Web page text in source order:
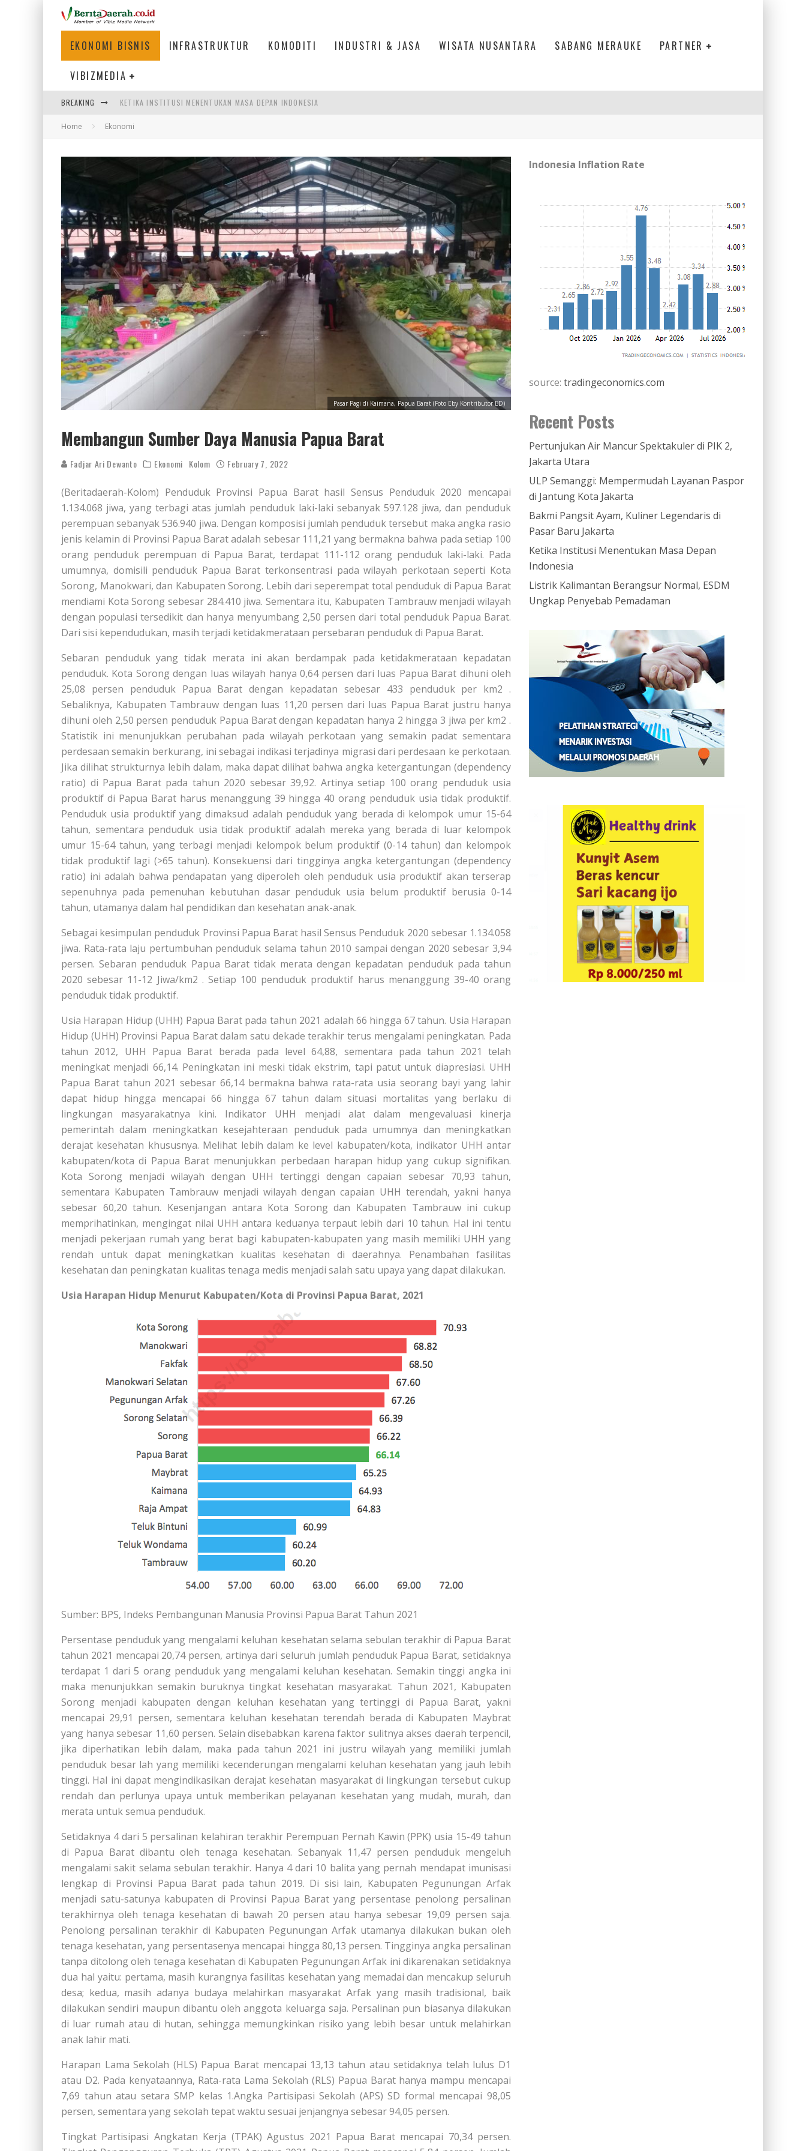
EKONOMI BISNIS INFRASTRUKTUR KOMODITI INDUSTRI & JASA WISATA NUSANTARA SABANG MERAUKE PARTNER
VIBIZMEDIA
BREAKING KETIKA INSTITUSI MENENTUKAN MASA DEPAN INDONESIA
PERTUNJUKAN AIR MANCUR SPEKTAKULER DI PIK 2, JAKARTA UTARA
BAKMI PANGSIT AYAM, KULINER LEGENDARIS DI PASAR BARU JAKARTA
Home Ekonomi
Pasar Pagi di Kaimana, Papua Barat (Foto Eby Kontributor BD)
Membangun Sumber Daya Manusia Papua Barat
Fadjar Ari Dewanto Ekonomi Kolom February 7, 2022
(Beritadaerah-Kolom) Penduduk Provinsi Papua Barat hasil Sensus Penduduk 2020 mencapai
1.134.068 jiwa, yang terbagi atas jumlah penduduk laki-laki sebanyak 597.128 jiwa, dan penduduk
perempuan sebanyak 536.940 jiwa. Dengan komposisi jumlah penduduk tersebut maka angka rasio
jenis kelamin di Provinsi Papua Barat adalah sebesar 111,21 yang bermakna bahwa pada setiap 100
orang penduduk perempuan di Papua Barat, terdapat 111-112 orang penduduk laki-laki. Pada
umumnya, domisili penduduk Papua Barat terkonsentrasi pada wilayah perkotaan seperti Kota
Sorong, Manokwari, dan Kabupaten Sorong. Lebih dari seperempat total penduduk di Papua Barat
mendiami Kota Sorong sebesar 284.410 jiwa. Sementara itu, Kabupaten Tambrauw menjadi wilayah
dengan populasi tersedikit dan hanya menyumbang 2,50 persen dari total penduduk Papua Barat.
Dari sisi kependudukan, masih terjadi ketidakmerataan persebaran penduduk di Papua Barat.
Sebaran penduduk yang tidak merata ini akan berdampak pada ketidakmerataan kepadatan
penduduk. Kota Sorong dengan luas wilayah hanya 0,64 persen dari luas Papua Barat dihuni oleh
25,08 persen penduduk Papua Barat dengan kepadatan sebesar 433 penduduk per km2 .
Sebaliknya, Kabupaten Tambrauw dengan luas 11,20 persen dari luas Papua Barat justru hanya
dihuni oleh 2,50 persen penduduk Papua Barat dengan kepadatan hanya 2 hingga 3 jiwa per km2 .
Statistik ini menunjukkan perubahan pada wilayah perkotaan yang semakin padat sementara
perdesaan semakin berkurang, ini sebagai indikasi terjadinya migrasi dari perdesaan ke perkotaan.
Jika dilihat strukturnya lebih dalam, maka dapat dilihat bahwa angka ketergantungan (dependency
ratio) di Papua Barat pada tahun 2020 sebesar 39,92. Artinya setiap 100 orang penduduk usia
produktif di Papua Barat harus menanggung 39 hingga 40 orang penduduk usia tidak produktif.
Penduduk usia produktif yang dimaksud adalah penduduk yang berada di kelompok umur 15-64
tahun, sementara penduduk usia tidak produktif adalah mereka yang berada di luar kelompok
umur 15-64 tahun, yang terbagi menjadi kelompok belum produktif (0-14 tahun) dan kelompok
tidak produktif lagi (>65 tahun). Konsekuensi dari tingginya angka ketergantungan (dependency
ratio) ini adalah bahwa pendapatan yang diperoleh oleh penduduk usia produktif akan terserap
sepenuhnya pada pemenuhan kebutuhan dasar penduduk usia belum produktif berusia 0-14
tahun, utamanya dalam hal pendidikan dan kesehatan anak-anak.
Sebagai kesimpulan penduduk Provinsi Papua Barat hasil Sensus Penduduk 2020 sebesar 1.134.058
jiwa. Rata-rata laju pertumbuhan penduduk selama tahun 2010 sampai dengan 2020 sebesar 3,94
persen. Sebaran penduduk Papua Barat tidak merata dengan kepadatan penduduk pada tahun
2020 sebesar 11-12 Jiwa/km2 . Setiap 100 penduduk produktif harus menanggung 39-40 orang
penduduk tidak produktif.
Usia Harapan Hidup (UHH) Papua Barat pada tahun 2021 adalah 66 hingga 67 tahun. Usia Harapan
Hidup (UHH) Provinsi Papua Barat dalam satu dekade terakhir terus mengalami peningkatan. Pada
tahun 2012, UHH Papua Barat berada pada level 64,88, sementara pada tahun 2021 telah
meningkat menjadi 66,14. Peningkatan ini meski tidak ekstrim, tapi patut untuk diapresiasi. UHH
Papua Barat tahun 2021 sebesar 66,14 bermakna bahwa rata-rata usia seorang bayi yang lahir
dapat hidup hingga mencapai 66 hingga 67 tahun dalam situasi mortalitas yang berlaku di
lingkungan masyarakatnya kini. Indikator UHH menjadi alat dalam mengevaluasi kinerja
pemerintah dalam meningkatkan kesejahteraan penduduk pada umumnya dan meningkatkan
derajat kesehatan khususnya. Melihat lebih dalam ke level kabupaten/kota, indikator UHH antar
kabupaten/kota di Papua Barat menunjukkan perbedaan harapan hidup yang cukup signifikan.
Kota Sorong menjadi wilayah dengan UHH tertinggi dengan capaian sebesar 70,93 tahun,
sementara Kabupaten Tambrauw menjadi wilayah dengan capaian UHH terendah, yakni hanya
sebesar 60,20 tahun. Kesenjangan antara Kota Sorong dan Kabupaten Tambrauw ini cukup
memprihatinkan, mengingat nilai UHH antara keduanya terpaut lebih dari 10 tahun. Hal ini tentu
menjadi pekerjaan rumah yang berat bagi kabupaten-kabupaten yang masih memiliki UHH yang
rendah untuk dapat meningkatkan kualitas kesehatan di daerahnya. Penambahan fasilitas
kesehatan dan peningkatan kualitas tenaga medis menjadi salah satu upaya yang dapat dilakukan.
Usia Harapan Hidup Menurut Kabupaten/Kota di Provinsi Papua Barat, 2021
Sumber: BPS, Indeks Pembangunan Manusia Provinsi Papua Barat Tahun 2021
Persentase penduduk yang mengalami keluhan kesehatan selama sebulan terakhir di Papua Barat
tahun 2021 mencapai 20,74 persen, artinya dari seluruh jumlah penduduk Papua Barat, setidaknya
terdapat 1 dari 5 orang penduduk yang mengalami keluhan kesehatan. Semakin tinggi angka ini
maka menunjukkan semakin buruknya tingkat kesehatan masyarakat. Tahun 2021, Kabupaten
Sorong menjadi kabupaten dengan keluhan kesehatan yang tertinggi di Papua Barat, yakni
mencapai 29,91 persen, sementara keluhan kesehatan terendah berada di Kabupaten Maybrat
yang hanya sebesar 11,60 persen. Selain disebabkan karena faktor sulitnya akses daerah terpencil,
jika diperhatikan lebih dalam, maka pada tahun 2021 ini justru wilayah yang memiliki jumlah
penduduk besar lah yang memiliki kecenderungan mengalami keluhan kesehatan yang jauh lebih
tinggi. Hal ini dapat mengindikasikan derajat kesehatan masyarakat di lingkungan tersebut cukup
rendah dan perlunya upaya untuk memberikan pelayanan kesehatan yang mudah, murah, dan
merata untuk semua penduduk.
Setidaknya 4 dari 5 persalinan kelahiran terakhir Perempuan Pernah Kawin (PPK) usia 15-49 tahun
di Papua Barat dibantu oleh tenaga kesehatan. Sebanyak 11,47 persen penduduk mengeluh
mengalami sakit selama sebulan terakhir. Hanya 4 dari 10 balita yang pernah mendapat imunisasi
lengkap di Provinsi Papua Barat pada tahun 2019. Di sisi lain, Kabupaten Pegunungan Arfak
menjadi satu-satunya kabupaten di Provinsi Papua Barat yang persentase penolong persalinan
terakhirnya oleh tenaga kesehatan di bawah 20 persen atau hanya sebesar 19,09 persen saja.
Penolong persalinan terakhir di Kabupaten Pegunungan Arfak utamanya dilakukan bukan oleh
tenaga kesehatan, yang persentasenya mencapai hingga 80,13 persen. Tingginya angka persalinan
tanpa ditolong oleh tenaga kesehatan di Kabupaten Pegunungan Arfak ini dikarenakan setidaknya
dua hal yaitu: pertama, masih kurangnya fasilitas kesehatan yang memadai dan mencakup seluruh
desa; kedua, masih adanya budaya melahirkan masyarakat Arfak yang masih tradisional, baik
dilakukan sendiri maupun dibantu oleh anggota keluarga saja. Persalinan pun biasanya dilakukan
di luar rumah atau di hutan, sehingga memungkinkan risiko yang lebih besar untuk melahirkan
anak lahir mati.
Harapan Lama Sekolah (HLS) Papua Barat mencapai 13,13 tahun atau setidaknya telah lulus D1
atau D2. Pada kenyataannya, Rata-rata Lama Sekolah (RLS) Papua Barat hanya mampu mencapai
7,69 tahun atau setara SMP kelas 1.Angka Partisipasi Sekolah (APS) SD formal mencapai 98,05
persen, sementara yang sekolah tepat waktu sesuai jenjangnya sebesar 94,05 persen.
Tingkat Partisipasi Angkatan Kerja (TPAK) Agustus 2021 Papua Barat mencapai 70,34 persen.
Indonesia Inflation Rate
source: tradingeconomics.com
Recent Posts
Pertunjukan Air Mancur Spektakuler di PIK 2,
Jakarta Utara
ULP Semanggi: Mempermudah Layanan Paspor
di Jantung Kota Jakarta
Bakmi Pangsit Ayam, Kuliner Legendaris di
Pasar Baru Jakarta
Ketika Institusi Menentukan Masa Depan
Indonesia
Listrik Kalimantan Berangsur Normal, ESDM
Ungkap Penyebab Pemadaman